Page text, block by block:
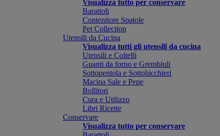
Visualizza tutto per conservare
Barattoli
Contenitore Spatole
Pet Collection
Utensili da Cucina
Visualizza tutti gli utensili da cucina
Utensili e Coltelli
Guanti da forno e Grembiuli
Sottopentola e Sottobicchieri
Macina Sale e Pepe
Bollitori
Cura e Utilizzo
Libri Ricette
Conservare
Visualizza tutto per conservare